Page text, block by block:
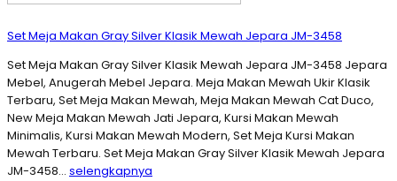
Set Meja Makan Gray Silver Klasik Mewah Jepara JM-3458
Set Meja Makan Gray Silver Klasik Mewah Jepara JM-3458 Jepara
Mebel, Anugerah Mebel Jepara. Meja Makan Mewah Ukir Klasik
Terbaru, Set Meja Makan Mewah, Meja Makan Mewah Cat Duco,
New Meja Makan Mewah Jati Jepara, Kursi Makan Mewah
Minimalis, Kursi Makan Mewah Modern, Set Meja Kursi Makan
Mewah Terbaru. Set Meja Makan Gray Silver Klasik Mewah Jepara
JM-3458… selengkapnya